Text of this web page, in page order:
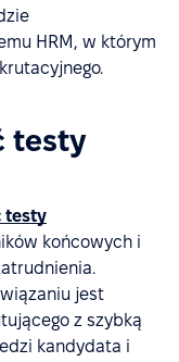
HRM, w którym
testy
testy
końcowych i
jest
z szybką
kandydata i